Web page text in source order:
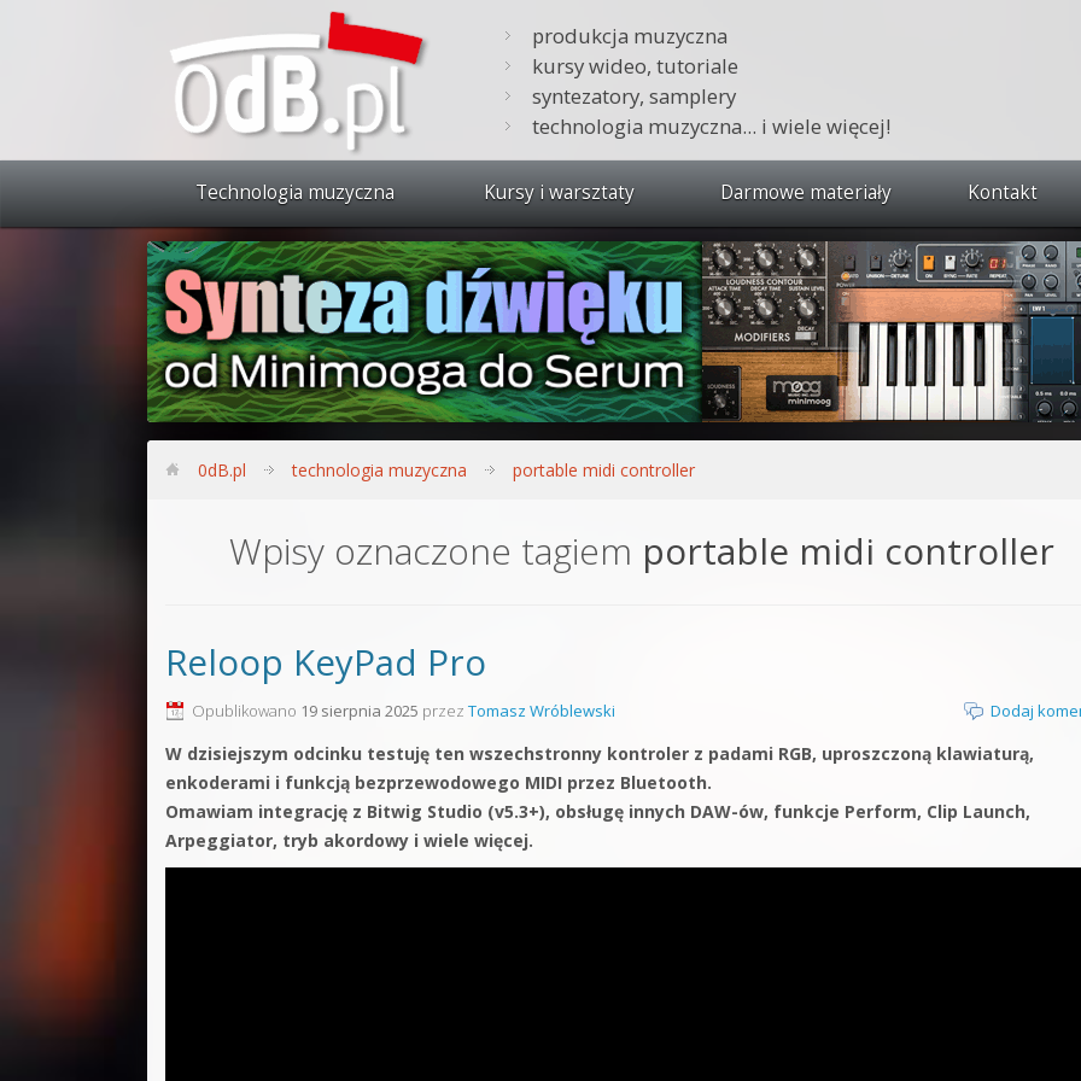
produkcja muzyczna
kursy wideo, tutoriale
syntezatory, samplery
technologia muzyczna... i wiele więcej!
Technologia muzyczna Kursy i warsztaty
Zobacz wszystkie kursy i warsztaty
Synteza dźwięku 🔥
Produkcja muzyczna w praktyce
Bitwig Studio od podstaw
Sound Forge od podstaw
Kontakt 5 Kompendium
Pakiety
Darmowe materiały Kontakt
0dB.pl technologia muzyczna portable midi controller
Wpisy oznaczone tagiem portable midi controller
Reloop KeyPad Pro
Opublikowano 19 sierpnia 2025 przez Tomasz Wróblewski Dodaj
W dzisiejszym odcinku testuję ten wszechstronny kontroler z padami RGB, uproszczoną klawiaturą,
enkoderami i funkcją bezprzewodowego MIDI przez Bluetooth.
Omawiam integrację z Bitwig Studio (v5.3+), obsługę innych DAW-ów, funkcje Perform, Clip Launch,
Arpeggiator, tryb akordowy i wiele więcej.